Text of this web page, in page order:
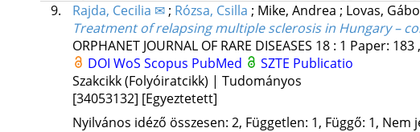
9.
Rajda, Cecilia ✉ ; Rózsa, Csilla ; Mike, Andrea ; Lovas,
Treatment of relapsing multiple sclerosis in Hungary –
ORPHANET JOURNAL OF RARE DISEASES 18: 1 Paper: 183
DOI WoS Scopus PubMed
SZTE Publicatio
Szakcikk (Folyóiratcikk) | Tudományos
[34053132] [Egyeztetett]
Nyilvános idéző összesen: 2, Független: 1, Függő: 1, Nem